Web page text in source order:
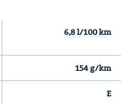
6,8 l/100 km
154 g/km
E